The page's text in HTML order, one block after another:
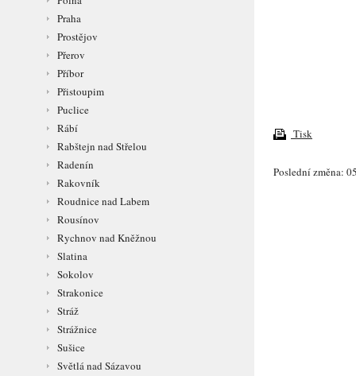
Praha
Prostějov
Přerov
Příbor
Přistoupim
Puclice
Rábí
Rabštejn nad Střelou
Radenín
Rakovník
Roudnice nad Labem
Rousínov
Rychnov nad Kněžnou
Slatina
Sokolov
Strakonice
Stráž
Strážnice
Sušice
Světlá nad Sázavou
Tisk
Poslední změna: